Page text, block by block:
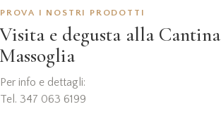
PROVA I NOSTRI PRODOTTI
Visita e degusta alla Cantina
Massoglia
Per info e dettagli:
Tel. 347 063 6199